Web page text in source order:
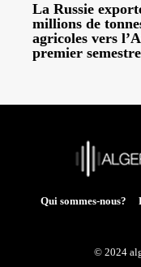
La Russie
millions de
agricoles vers
premier
Qui sommes-nous?
© 2024